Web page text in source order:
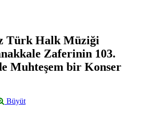
Türk Halk Müziği
Zaferinin 103.
Muhteşem bir Konser
Büyüt